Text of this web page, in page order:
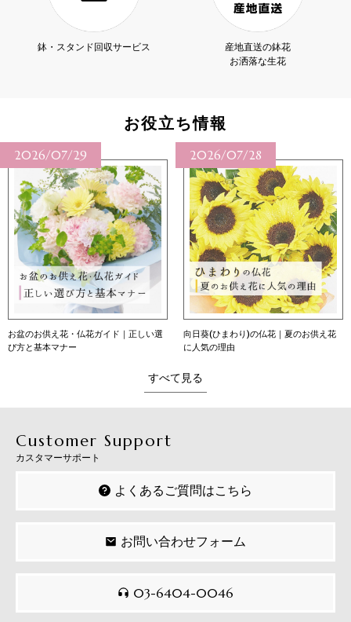
鉢・スタンド回収サービス
産地直送の鉢花
お洒落な生花
お役立ち情報
2026/07/28
向日葵(ひまわり)の仏花｜夏のお供え花
に人気の理由
2026/07/27
向日葵（ひまわり）の花言葉｜本数別の
意味・育て方・贈り方
すべて見る
Customer Support
カスタマーサポート
よくあるご質問はこちら
お問い合わせフォーム
03-6404-0046